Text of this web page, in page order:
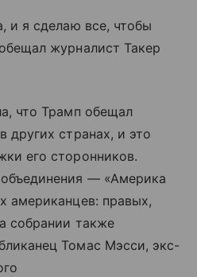
и я сделаю все, чтобы
журналист Такер
что Трамп обещал
других странах, и это
его сторонников.
— «Америка
американцев: правых,
собрании также
Томас Мэсси, экс-